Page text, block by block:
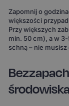
Zapomnij o
większości
Przy większych
min. 50 cm), a w
schną – nie musisz
środowiska